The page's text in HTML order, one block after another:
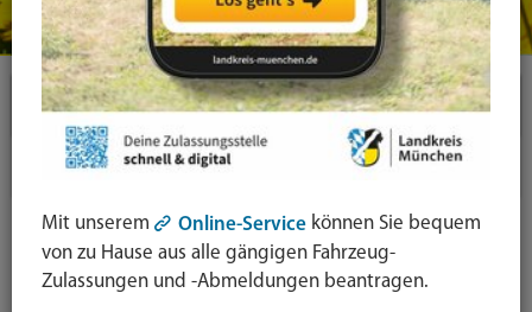
Landratsamt
Pressestelle
Landkreiswappen - Nutzung
Presseservice
Mit unserem Online-Service können Sie bequem
von zu Hause aus alle gängigen Fahrzeug-
Zulassungen und -Abmeldungen beantragen.